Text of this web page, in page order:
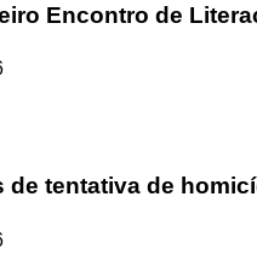
Encontro de
tentativa de